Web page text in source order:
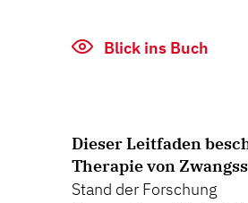
Blick ins Buch
Dieser Leitfaden
Therapie von
Stand der Forschung